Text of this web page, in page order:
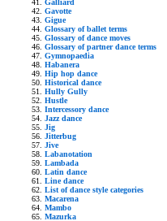
Gavotte
Gigue
Glossary of ballet terms
Glossary of dance moves
Glossary of partner dance terms
Gymnopaedia
Habanera
Hip hop dance
Historical dance
Hully Gully
Hustle
Intercessory dance
Jazz dance
Jig
Jitterbug
Jive
Labanotation
Lambada
Latin dance
Line dance
List of dance style categories
Macarena
Mambo
Mazurka